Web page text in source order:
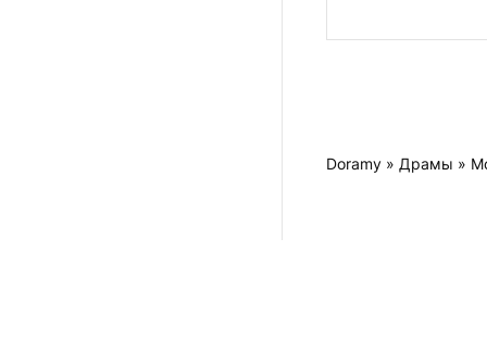
Doramy » Драмы »